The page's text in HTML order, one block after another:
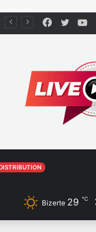
Facebook
Bizerte 29 ℃